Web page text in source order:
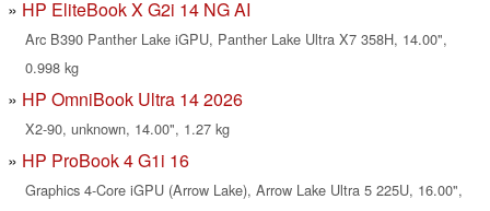
HP EliteBook X G2i 14 NG AI
Arc B390 Panther Lake iGPU, Panther Lake Ultra X7 358H, 14.00",
0.998 kg
HP OmniBook Ultra 14 2026
X2-90, unknown, 14.00", 1.27 kg
HP ProBook 4 G1i 16
Graphics 4-Core iGPU (Arrow Lake), Arrow Lake Ultra 5 225U, 16.00",